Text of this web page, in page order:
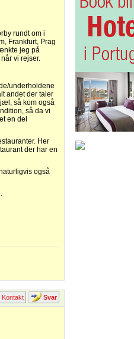
rundt om i
Frankfurt, Prag
jeg på
vi rejser.
underholdene
andet der taler
så kom også
så da vi
en del
Her
der har en
også
Kontakt Svar